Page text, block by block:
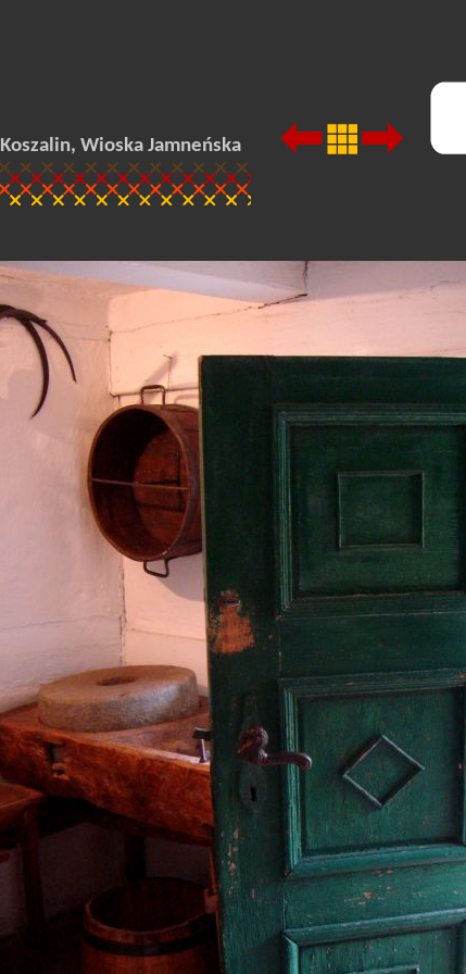
Koszalin, Wioska Jamneńska